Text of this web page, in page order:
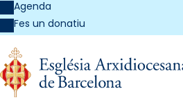
Agenda
Fes un donatiu